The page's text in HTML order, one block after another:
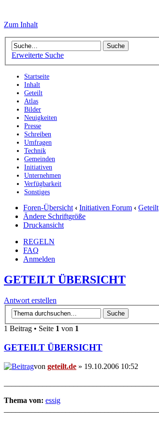
Zum Inhalt
Erweiterte Suche
Startseite
Inhalt
Geteilt
Atlas
Bilder
Neuigkeiten
Presse
Schreiben
Umfragen
Technik
Gemeinden
Initiativen
Unternehmen
Verfügbarkeit
Sonstiges
Foren-Übersicht ‹ Initiativen Forum ‹ Geteilt
Ändere Schriftgröße
Druckansicht
REGELN
FAQ
Anmelden
GETEILT ÜBERSICHT
Antwort erstellen
1 Beitrag • Seite 1 von 1
GETEILT ÜBERSICHT
von geteilt.de » 19.10.2006 10:52
Thema von: essig